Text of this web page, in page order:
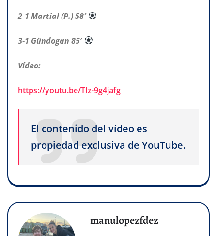
2-1 Martial (P.) 58′
3-1 Gündogan 85′
Vídeo:
https://youtu.be/TIz-9g4jafg
El contenido del vídeo es
propiedad exclusiva de YouTube.
manulopezfdez